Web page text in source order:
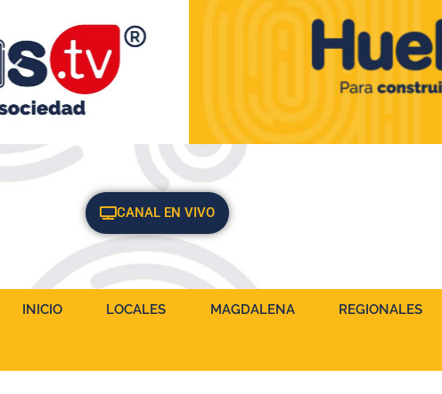
CANAL EN VIVO
INICIO LOCALES MAGDALENA REGIONALES